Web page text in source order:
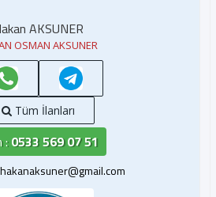
AKSUNER
OSMAN AKSUNER
Tüm İlanları
:0533 569 07 51
hakanaksuner@gmail.com